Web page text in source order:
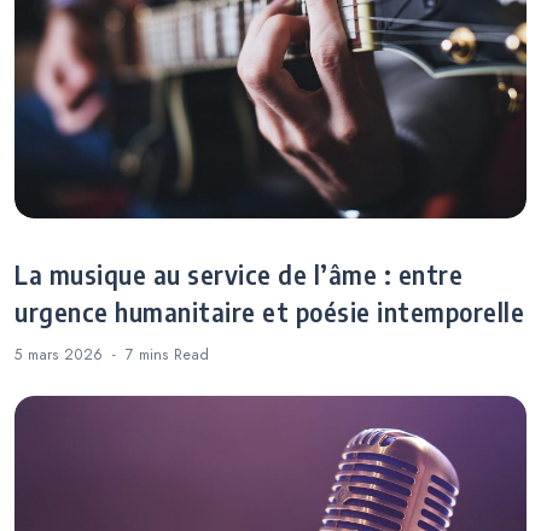
La musique au service de l’âme : entre
urgence humanitaire et poésie intemporelle
5 mars 2026 7 mins Read